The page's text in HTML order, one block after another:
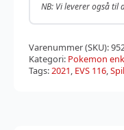
NB: Vi leverer også til
Varenummer (SKU):
Kategori: Pokemon
Tags:2021, EVS 116,